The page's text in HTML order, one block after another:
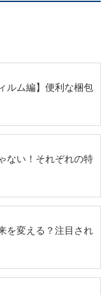
ルム編】便利な梱包
ない！それぞれの特
を変える？注目され